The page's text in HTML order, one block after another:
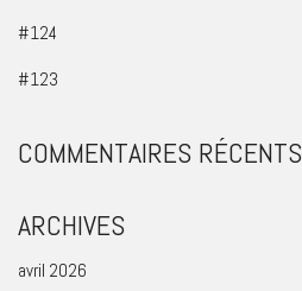
#124
#123
COMMENTAIRES RÉCENTS
ARCHIVES
avril 2026